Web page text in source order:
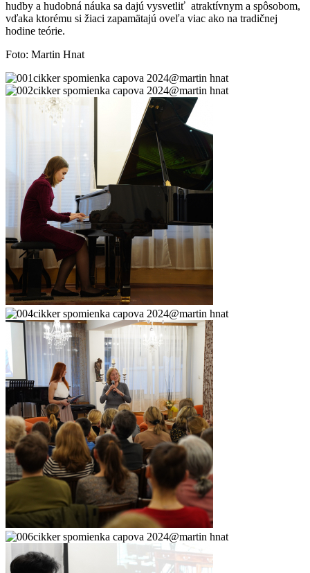
hudby a hudobná náuka sa dajú vysvetliť atraktívnym a spôsobom,
vďaka ktorému si žiaci zapamätajú oveľa viac ako na tradičnej
hodine teórie.
Foto: Martin Hnat